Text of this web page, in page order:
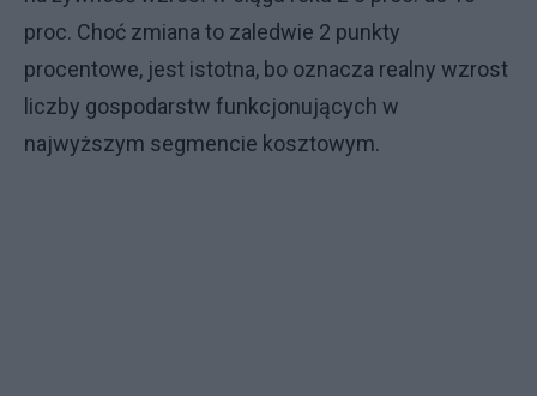
proc. Choć zmiana to zaledwie 2 punkty
procentowe, jest istotna, bo oznacza realny wzrost
liczby gospodarstw funkcjonujących w
najwyższym segmencie kosztowym.